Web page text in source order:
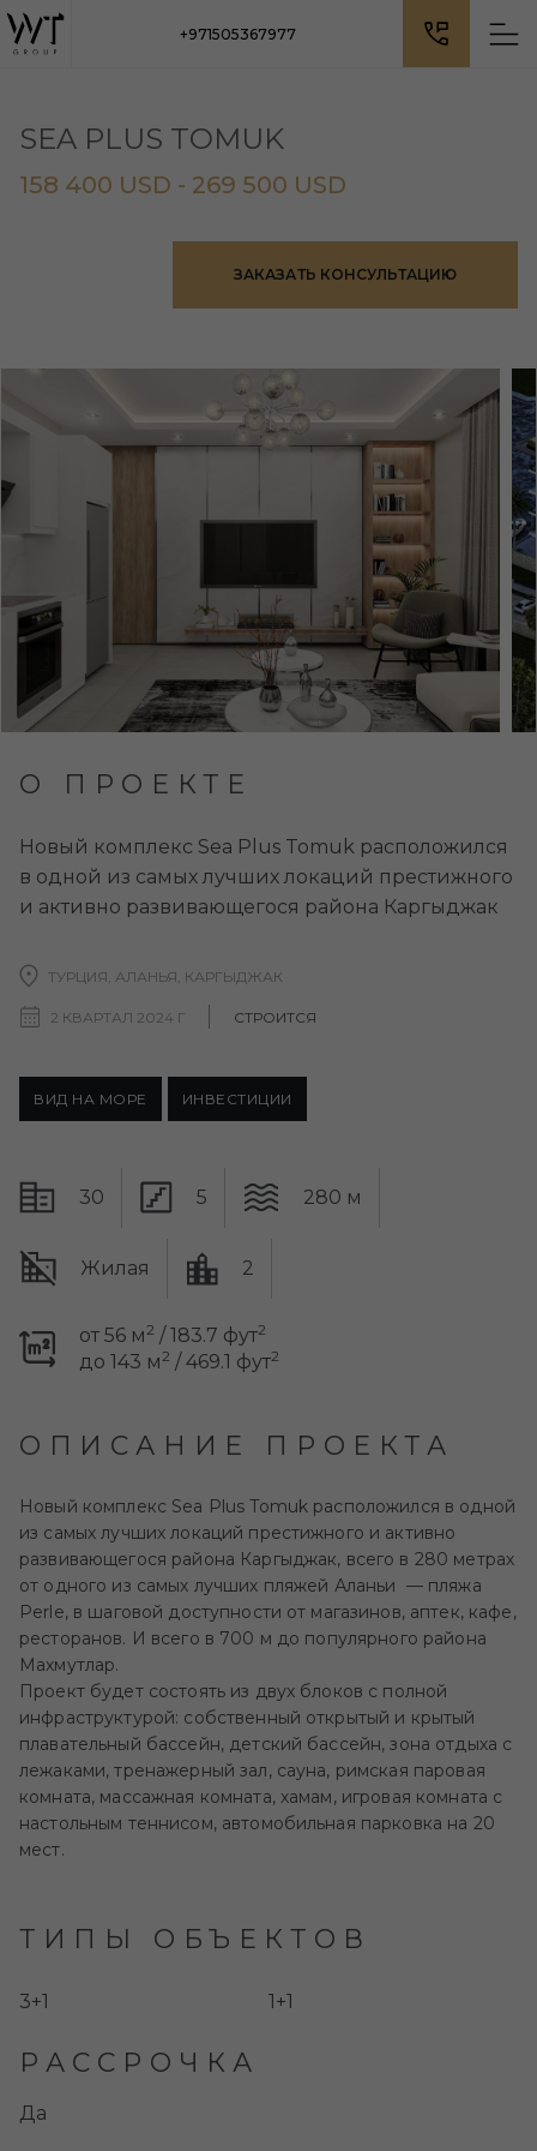
+971505367977
SEA PLUS TOMUK
158 400 USD - 269 500 USD
ЗАКАЗАТЬ КОНСУЛЬТАЦИЮ
О ПРОЕКТЕ
Новый комплекс Sea Plus Tomuk расположился
в одной из самых лучших локаций престижного
и активно развивающегося района Каргыджак
ТУРЦИЯ, АЛАНЬЯ, КАРГЫДЖАК
2 КВАРТАЛ 2024 Г СТРОИТСЯ
ВИД НА МОРЕ ИНВЕСТИЦИИ
30 5 280 м
Жилая 2
от 56 м2 / 183.7 фут2
до 143 м2 / 469.1 фут2
ОПИСАНИЕ ПРОЕКТА
Новый комплекс Sea Plus Tomuk расположился в одной
из самых лучших локаций престижного и активно
развивающегося района Каргыджак, всего в 280 метрах
от одного из самых лучших пляжей Аланьи — пляжа
Perle, в шаговой доступности от магазинов, аптек, кафе,
ресторанов. И всего в 700 м до популярного района
Махмутлар.
Проект будет состоять из двух блоков с полной
инфраструктурой: собственный открытый и крытый
плавательный бассейн, детский бассейн, зона отдыха с
лежаками, тренажерный зал, сауна, римская паровая
комната, массажная комната, хамам, игровая комната с
настольным теннисом, автомобильная парковка на 20
мест.
ТИПЫ ОБЪЕКТОВ
3+1 1+1
РАССРОЧКА
Да